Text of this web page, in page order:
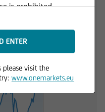
is prohibited.
please visit the
www.onemarkets.eu